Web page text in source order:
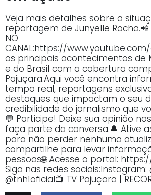
Veja mais detalhes sobre a
reportagem de Junyelle Rocha.📲
NO
CANAL:https://
os principais acontecimentos de
e do Brasil com a cobertura
Pajuçara.Aqui você encontra
tempo real, reportagens
destaques que impactam o seu
credibilidade do jornalismo que
💬 Participe! Deixe sua opinião
faça parte da conversa.🔔 Ative
para não perder nenhuma
compartilhe para levar
pessoas🌐 Acesse o portal:
Siga nas redes sociais:Instagram:
@tnh1oficial📺 TV Pajuçara |